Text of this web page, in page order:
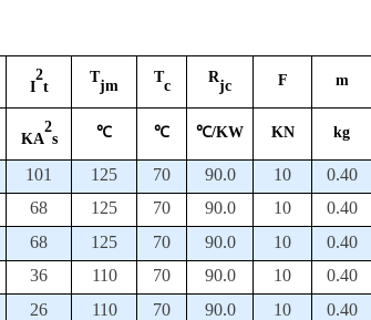
I
2
t
T
jm
T
c
R
jc F m
KA
2
s ℃ ℃ ℃/KW KN kg
101 125 70 90.0 10 0.40
68 125 70 90.0 10 0.40
68 125 70 90.0 10 0.40
36 110 70 90.0 10 0.40
26 110 70 90.0 10 0.40